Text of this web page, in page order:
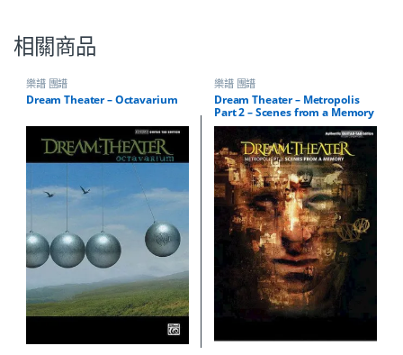
相關商品
樂譜 團譜
Dream Theater – Octavarium
樂譜 團譜
Dream Theater – Metropolis
Part 2 – Scenes from a Memory